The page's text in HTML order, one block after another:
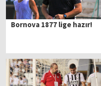
Bornova 1877 lige hazır!